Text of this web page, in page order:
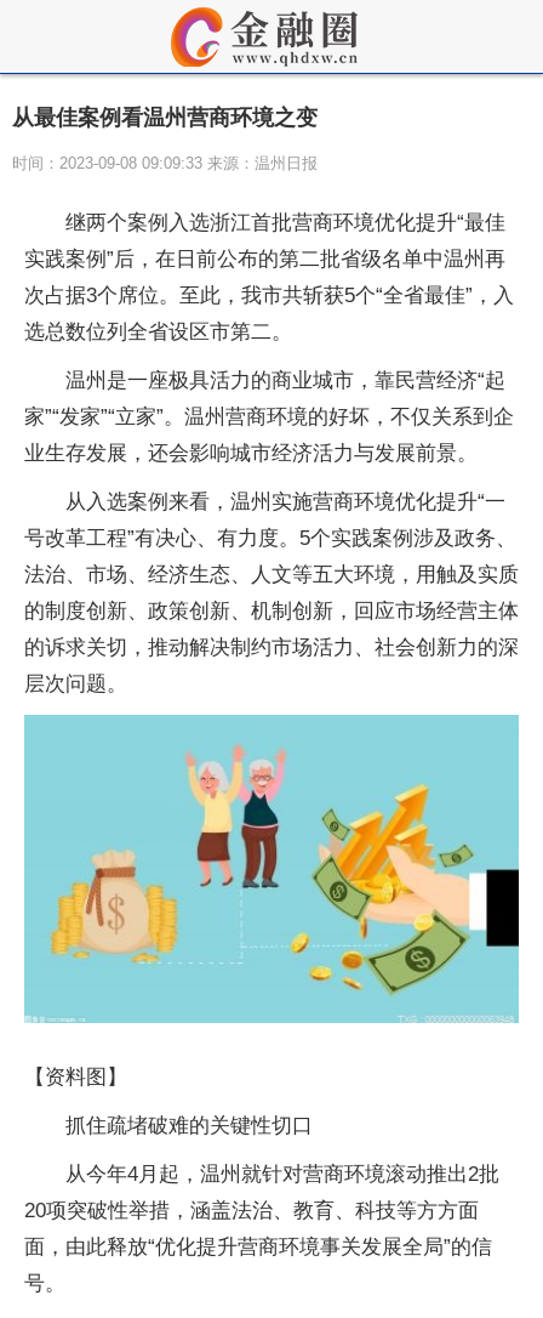
从最佳案例看温州营商环境之变
时间：2023-09-08 09:09:33 来源：温州日报
继两个案例入选浙江首批营商环境优化提升“最佳
实践案例”后，在日前公布的第二批省级名单中温州再
次占据3个席位。至此，我市共斩获5个“全省最佳”，入
选总数位列全省设区市第二。
温州是一座极具活力的商业城市，靠民营经济“起
家”“发家”“立家”。温州营商环境的好坏，不仅关系到企
业生存发展，还会影响城市经济活力与发展前景。
从入选案例来看，温州实施营商环境优化提升“一
号改革工程”有决心、有力度。5个实践案例涉及政务、
法治、市场、经济生态、人文等五大环境，用触及实质
的制度创新、政策创新、机制创新，回应市场经营主体
的诉求关切，推动解决制约市场活力、社会创新力的深
层次问题。
【资料图】
抓住疏堵破难的关键性切口
从今年4月起，温州就针对营商环境滚动推出2批
20项突破性举措，涵盖法治、教育、科技等方方面
面，由此释放“优化提升营商环境事关发展全局”的信
号。